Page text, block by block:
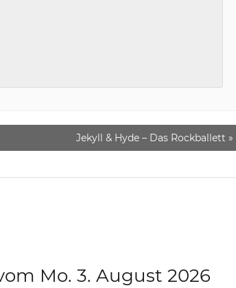
Jekyll & Hyde – Das Rockballett »
Mo. 3. August 2026